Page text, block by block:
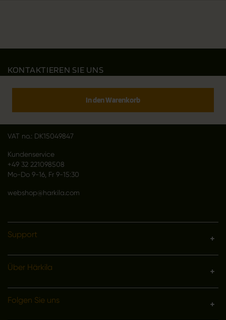
In den Warenkorb
KONTAKTIEREN SIE UNS
Outfit International A/S
VAT no.: DK15049847
Kundenservice
+49 32 221098508
Mo-Do 9-16, Fr 9-15:30
webshop@harkila.com
Support
Über Härkila
Folgen Sie uns